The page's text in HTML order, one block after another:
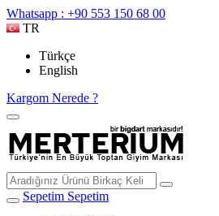
Whatsapp : +90 553 150 68 00
TR
Türkçe
English
Kargom Nerede ?
Sepetim Sepetim